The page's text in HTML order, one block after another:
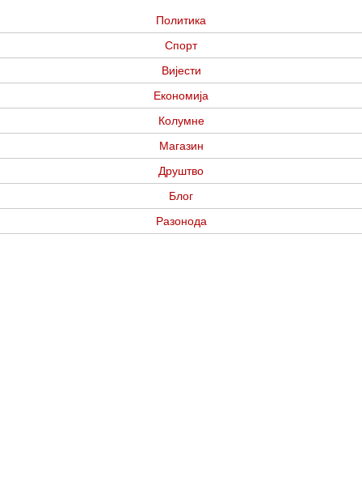
Политика
Спорт
Вијести
Економија
Колумне
Магазин
Друштво
Блог
Разонода